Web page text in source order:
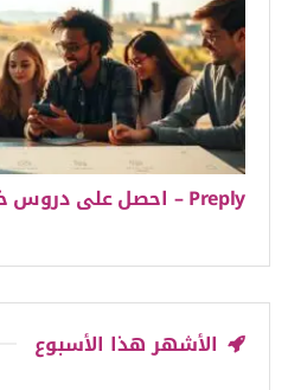
Preply – احصل على دروس خصوصية مخصصة
الأشهر هذا الأسبوع